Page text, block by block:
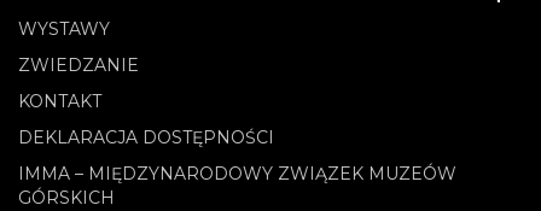
WYSTAWY
ZWIEDZANIE
KONTAKT
DEKLARACJA DOSTĘPNOŚCI
IMMA – MIĘDZYNARODOWY ZWIĄZEK MUZEÓW
GÓRSKICH